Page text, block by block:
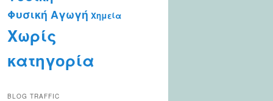
Φυσική Αγωγή Χημεία
Χωρίς
κατηγορία
BLOG TRAFFIC